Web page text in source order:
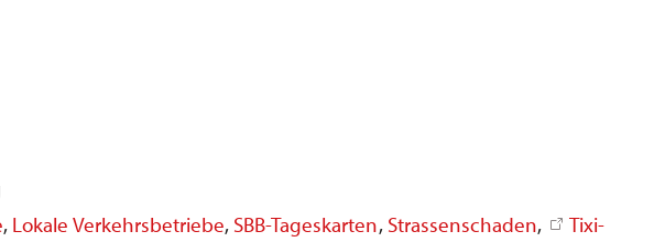
, Lokale Verkehrsbetriebe, SBB-Tageskarten, Strassenschaden,
Tixi-